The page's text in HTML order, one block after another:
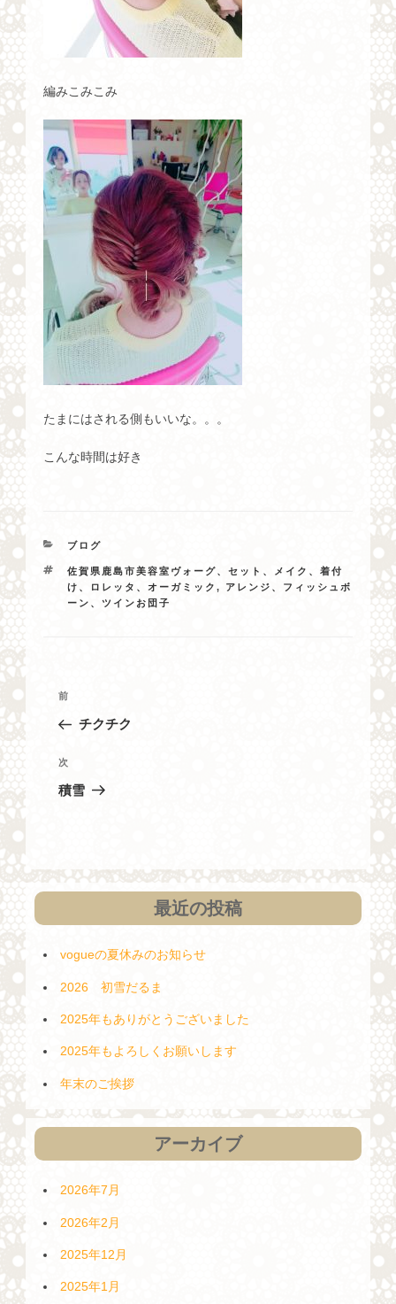
編みこみこみ
たまにはされる側もいいな。。。
こんな時間は好き
カ
ゴ
リ
ブログ
タ
グ
佐賀県鹿島市美容室ヴォーグ、セット、メイク、着付
け、ロレッタ、オーガミック, アレンジ、フィッシュボ
ーン、ツインお団子
投
ビ
ゲ
ン
過
去
投
前
チクチク
次
の
次
積雪
最近の投稿
vogueの夏休みのお知らせ
2026 初雪だるま
2025年もありがとうございました
2025年もよろしくお願いします
年末のご挨拶
アーカイブ
2026年7月
2026年2月
2025年12月
2025年1月